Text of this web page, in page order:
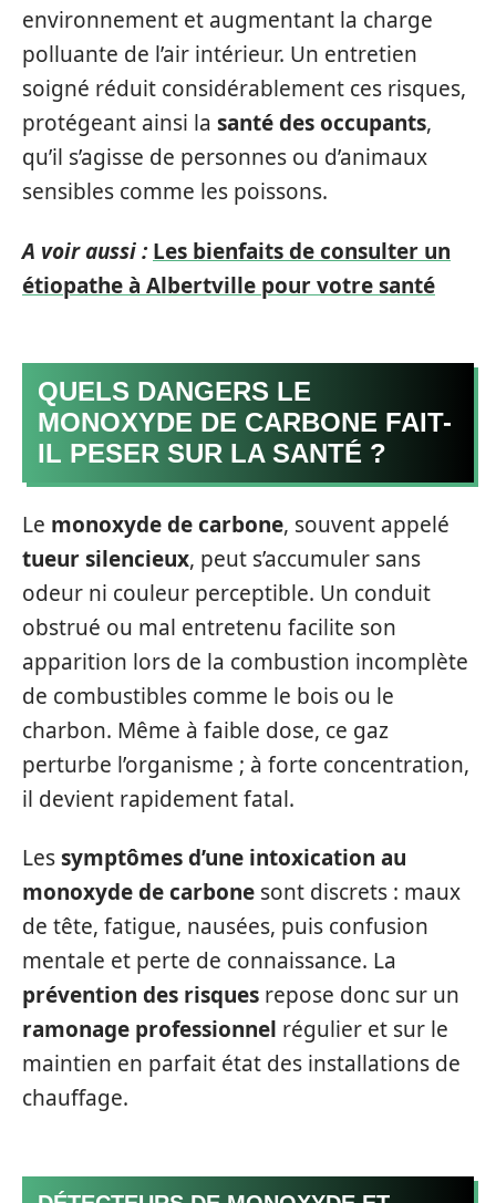
environnement et augmentant la charge
polluante de l’air intérieur. Un entretien
soigné réduit considérablement ces risques,
protégeant ainsi la santé des occupants,
qu’il s’agisse de personnes ou d’animaux
sensibles comme les poissons.
A voir aussi : Les bienfaits de consulter un
étiopathe à Albertville pour votre santé
QUELS DANGERS LE
MONOXYDE DE CARBONE FAIT-
IL PESER SUR LA SANTÉ ?
Le monoxyde de carbone, souvent appelé
tueur silencieux, peut s’accumuler sans
odeur ni couleur perceptible. Un conduit
obstrué ou mal entretenu facilite son
apparition lors de la combustion incomplète
de combustibles comme le bois ou le
charbon. Même à faible dose, ce gaz
perturbe l’organisme ; à forte concentration,
il devient rapidement fatal.
Lessymptômes d’une intoxication au
monoxyde de carbone sont discrets : maux
de tête, fatigue, nausées, puis confusion
mentale et perte de connaissance. La
prévention des risques repose donc sur un
ramonage professionnel régulier et sur le
maintien en parfait état des installations de
chauffage.